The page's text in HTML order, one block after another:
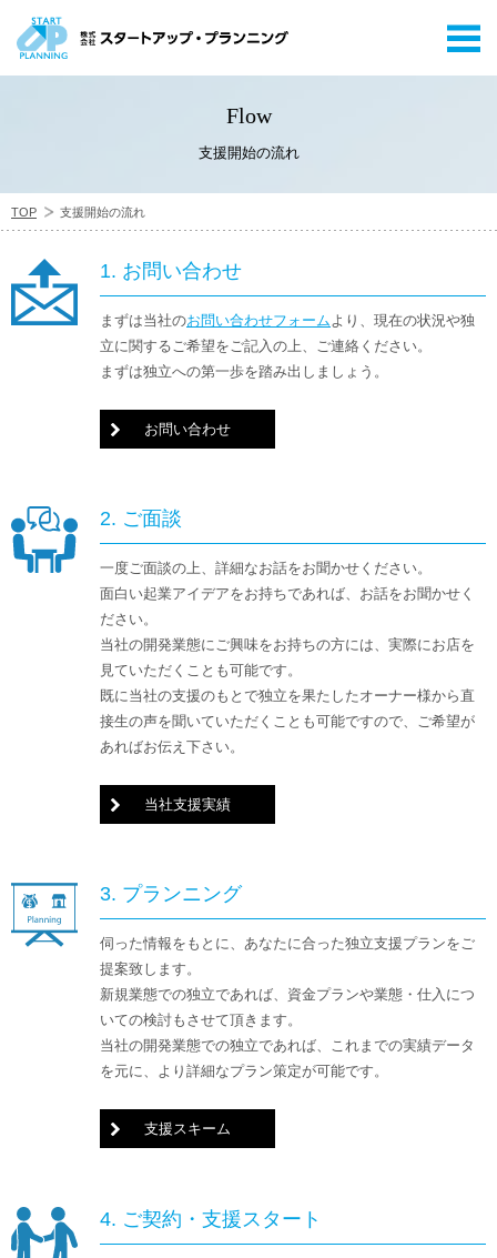
Flow
支援開始の流れ
TOP 支援開始の流れ
1. お問い合わせ
まずは当社のお問い合わせフォーム より、現在の状況や独
立に関するご希望をご記入の上、ご連絡ください。
まずは独立への第一歩を踏み出しましょう。
お問い合わせ
2. ご面談
一度ご面談の上、詳細なお話をお聞かせください。
面白い起業アイデアをお持ちであれば、お話をお聞かせく
ださい。
当社の開発業態にご興味をお持ちの方には、実際にお店を
見ていただくことも可能です。
既に当社の支援のもとで独立を果たしたオーナー様から直
接生の声を聞いていただくことも可能ですので、ご希望が
あればお伝え下さい。
当社支援実績
3. プランニング
伺った情報をもとに、あなたに合った独立支援プランをご
提案致します。
新規業態での独立であれば、資金プランや業態・仕入につ
いての検討もさせて頂きます。
当社の開発業態での独立であれば、これまでの実績データ
を元に、より詳細なプラン策定が可能です。
支援スキーム
4. ご契約・支援スタート